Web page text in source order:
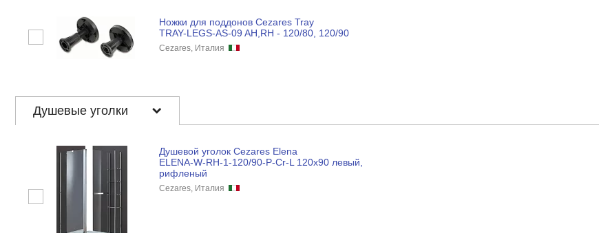
Ножки для поддонов Cezares Tray
TRAY-LEGS-AS-09 AH,RH - 120/80, 120/90
Cezares, Италия
Душевые уголки
Душевой уголок Cezares Elena
ELENA-W-RH-1-120/90-P-Cr-L 120x90 левый,
рифленый
Cezares, Италия